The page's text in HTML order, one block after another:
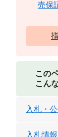
売保
この
こん
入札・
入札情